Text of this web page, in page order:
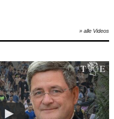
» alle Videos